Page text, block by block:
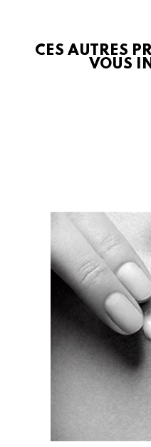
CES AUTRES
VOUS